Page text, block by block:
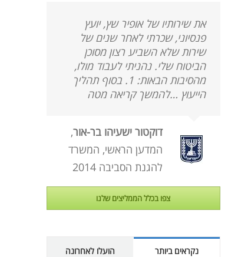
את שירותיו של אופיר שץ, יועץ
פנסיוני, שכרתי לאחר שנים של
שירות שלא השביע רצון מסוכן
הביטוח שלי. נהניתי לעבוד מולו,
מהסיבות הבאות: 1. בסוף תהליך
הייעוץ …להמשך קריאה מטה
דוקטור ישעיהו בר-אור,
המדען הראשי, המשרד
להגנת הסביבה 2014
צפו בכלל הממליצים שלנו
נקראים ביותר הועלו לאחרונה